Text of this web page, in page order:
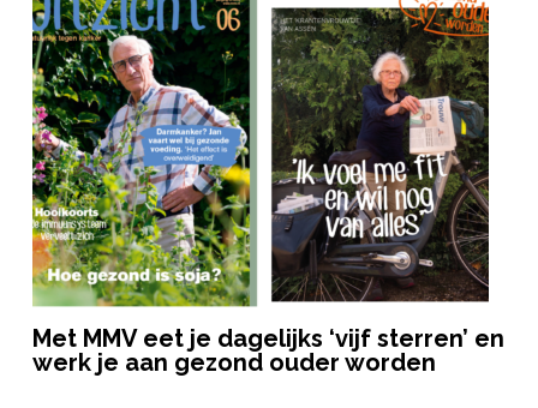
Met MMV eet je dagelijks ‘vijf sterren’ en
werk je aan gezond ouder worden